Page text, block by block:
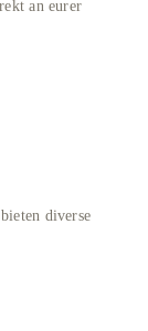
an eurer
diverse